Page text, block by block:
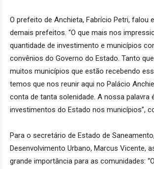
O prefeito de Anchieta, Fabrício Petri, falou
demais prefeitos. “O que mais nos
quantidade de investimento e municípios
convênios do Governo do Estado. Tanto
muitos municípios que estão recebendo
temos que nos reunir aqui no Palácio
conta de tanta solenidade. A nossa palavra
investimentos do Estado nos municípios”,
Para o secretário de Estado de
Desenvolvimento Urbano, Marcus Vicente,
grande importância para as comunidades: